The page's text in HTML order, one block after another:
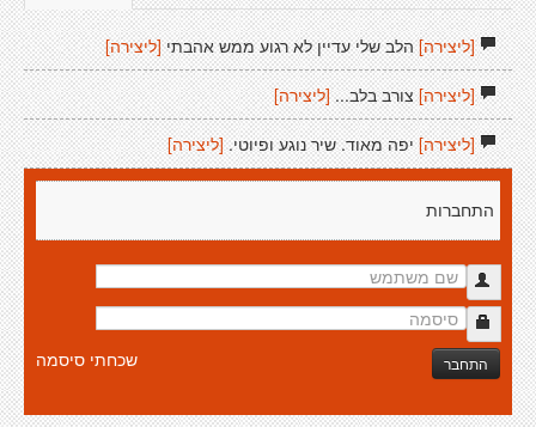
[ליצירה]הלב שלי עדיין לא רגוע ממש אהבתי [ליצירה]
[ליצירה]צורב בלב...[ליצירה]
[ליצירה]יפה מאוד. שיר נוגע ופיוטי. [ליצירה]
התחברות
התחבר שכחתי סיסמה